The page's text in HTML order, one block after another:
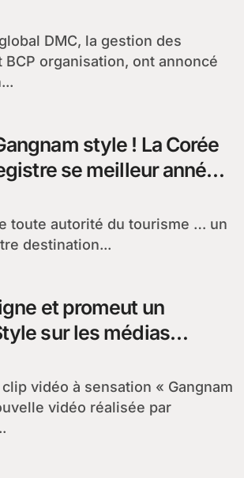
BCP organisation, ont annoncé
style ! La Corée
se meilleur année
destination...
et promeut un
sur les médias
vidéo réalisée par